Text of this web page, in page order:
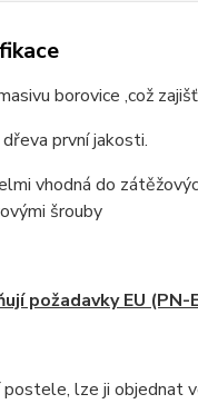
borovice ,což
první jakosti.
vhodná do
šrouby
požadavky EU
postele, lze ji objednat